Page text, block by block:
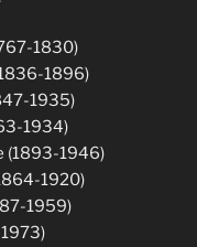
1830)
1896)
1935)
1934)
(1893-1946)
1920)
1959)